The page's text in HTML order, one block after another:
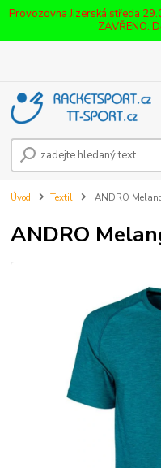
Provozovna Jizerská středa
ZAVŘENO.
Úvod Textil ANDRO
ANDRO